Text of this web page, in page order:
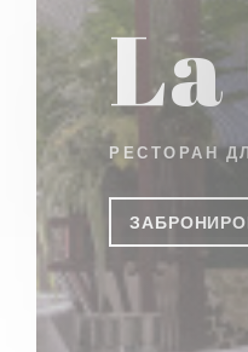
РЕСТОРАН